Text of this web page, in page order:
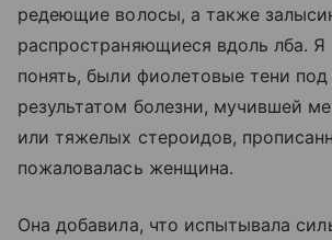
редеющие волосы, а также
распространяющиеся вдоль лба. Я
понять, были фиолетовые тени под
результатом болезни, мучившей
или тяжелых стероидов,
пожаловалась женщина.
Она добавила, что испытывала